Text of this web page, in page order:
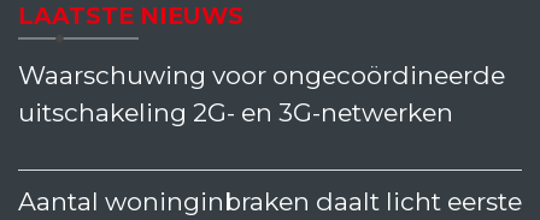
LAATSTE NIEUWS
Waarschuwing voor ongecoördineerde
uitschakeling 2G- en 3G-netwerken
Aantal woninginbraken daalt licht eerste